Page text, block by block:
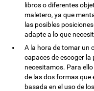
libros o diferentes
maletero, ya que
las posibles
adapte a lo que
A la hora de tomar un
capaces de escoger la
necesitamos. Para
de las dos formas que
basada en el uso de